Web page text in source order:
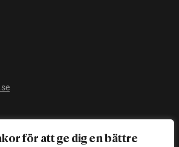
för att ge dig en bättre